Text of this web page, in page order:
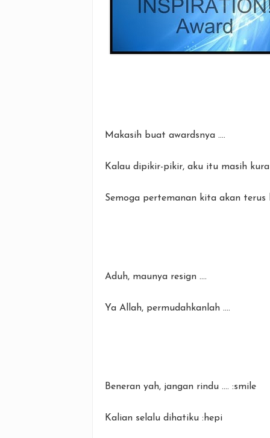
Makasih buat awardsnya ....
Kalau dipikir-pikir, aku itu masih
Semoga pertemanan kita akan terus
Aduh, maunya resign ....
Ya Allah, permudahkanlah ....
Beneran yah, jangan rindu .... :smile
Kalian selalu dihatiku :hepi